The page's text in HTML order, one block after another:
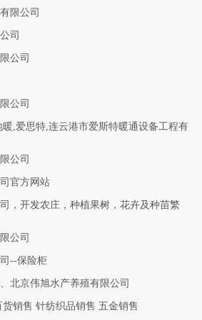
限公司
司
公司
公司
,爱思特,连云港市爱斯特暖通设备工程有
公司
官方网站
，开发农庄，种植果树，花卉及种苗繁
公司
--保险柜
北京伟旭水产养殖有限公司
销售 针纺织品销售 五金销售